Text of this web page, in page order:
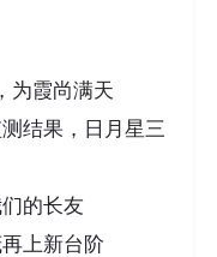
为霞尚满天
结果，日月星三
的长友
上新台阶